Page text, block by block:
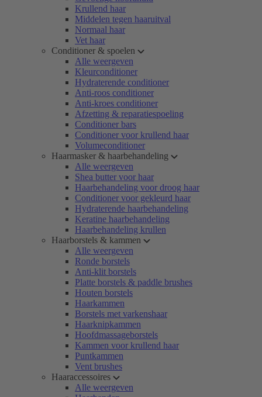
Krullend haar
Middelen tegen haaruitval
Normaal haar
Vet haar
Conditioner & spoelen
Alle weergeven
Kleurconditioner
Hydraterende conditioner
Anti-roos conditioner
Anti-kroes conditioner
Afzetting & reparatiespoeling
Conditioner bars
Conditioner voor krullend haar
Volumeconditioner
Haarmasker & haarbehandeling
Alle weergeven
Shea butter voor haar
Haarbehandeling voor droog haar
Conditioner voor gekleurd haar
Hydraterende haarbehandeling
Keratine haarbehandeling
Haarbehandeling krullen
Haarborstels & kammen
Alle weergeven
Ronde borstels
Anti-klit borstels
Platte borstels & paddle brushes
Houten borstels
Haarkammen
Borstels met varkenshaar
Haarknipkammen
Hoofdmassageborstels
Kammen voor krullend haar
Puntkammen
Vent brushes
Haaraccessoires
Alle weergeven